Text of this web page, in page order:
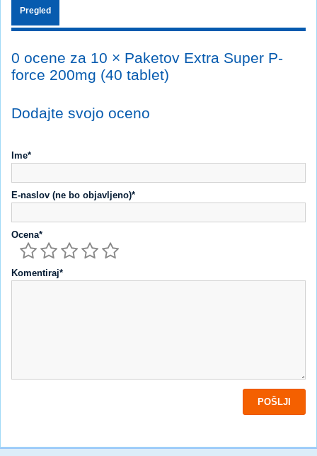
Pregled
0 ocene za 10 × Paketov Extra Super P-
force 200mg (40 tablet)
Dodajte svojo oceno
Ime*
E-naslov (ne bo objavljeno)*
Ocena*
Komentiraj*